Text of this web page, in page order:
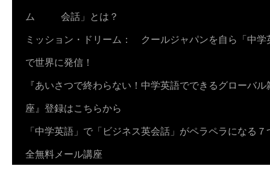
キ
ム
会話」とは？
ミッション・ドリーム： クールジャパンを自ら「中学
で世界に発信！
『あいさつで終わらない！中学英語でできるグローバ
座』登録はこちらから
「中学英語」で「ビジネス英会話」がペラペラになる
全無料メール講座